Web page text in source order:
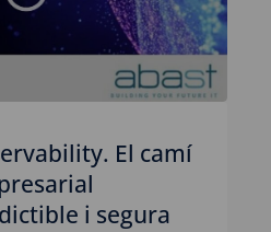
El camí
i segura